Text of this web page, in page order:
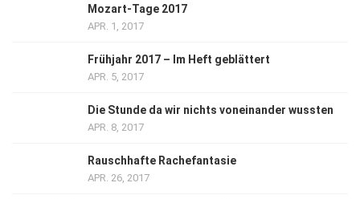
Mozart-Tage 2017
APR. 1, 2017
Frühjahr 2017 – Im Heft geblättert
APR. 5, 2017
Die Stunde da wir nichts voneinander wussten
APR. 8, 2017
Rauschhafte Rachefantasie
APR. 26, 2017